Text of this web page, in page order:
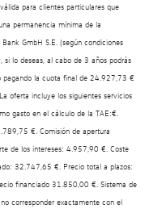
para clientes particulares que
permanencia mínima de la
GmbH S.E. (según condiciones
lo deseas, al cabo de 3 años podrás
pagando la cuota final de 24.927,73 €
oferta incluye los siguientes servicios
gasto en el cálculo de la TAE:€.
€. Comisión de apertura
de los intereses: 4.957,90 €. Coste
32.747,65 €. Precio total a plazos:
financiado 31.850,00 €. Sistema de
corresponder exactamente con el